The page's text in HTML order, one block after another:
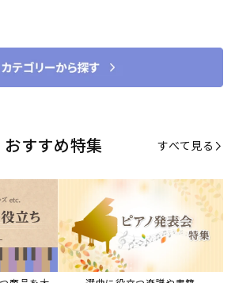
すすめ特集 すべて見る